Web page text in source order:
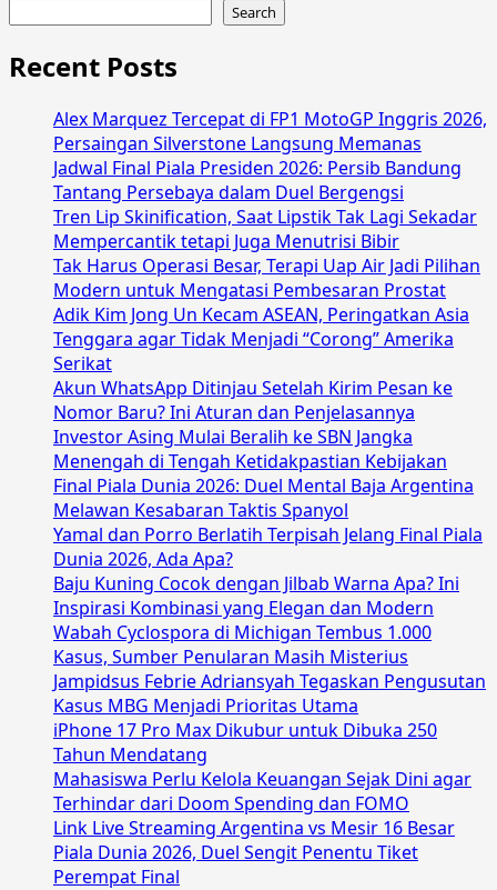
Search
Recent Posts
Alex Marquez Tercepat di FP1 MotoGP Inggris 2026,
Persaingan Silverstone Langsung Memanas
Jadwal Final Piala Presiden 2026: Persib Bandung
Tantang Persebaya dalam Duel Bergengsi
Tren Lip Skinification, Saat Lipstik Tak Lagi Sekadar
Mempercantik tetapi Juga Menutrisi Bibir
Tak Harus Operasi Besar, Terapi Uap Air Jadi Pilihan
Modern untuk Mengatasi Pembesaran Prostat
Adik Kim Jong Un Kecam ASEAN, Peringatkan Asia
Tenggara agar Tidak Menjadi “Corong” Amerika
Serikat
Akun WhatsApp Ditinjau Setelah Kirim Pesan ke
Nomor Baru? Ini Aturan dan Penjelasannya
Investor Asing Mulai Beralih ke SBN Jangka
Menengah di Tengah Ketidakpastian Kebijakan
Final Piala Dunia 2026: Duel Mental Baja Argentina
Melawan Kesabaran Taktis Spanyol
Yamal dan Porro Berlatih Terpisah Jelang Final Piala
Dunia 2026, Ada Apa?
Baju Kuning Cocok dengan Jilbab Warna Apa? Ini
Inspirasi Kombinasi yang Elegan dan Modern
Wabah Cyclospora di Michigan Tembus 1.000
Kasus, Sumber Penularan Masih Misterius
Jampidsus Febrie Adriansyah Tegaskan Pengusutan
Kasus MBG Menjadi Prioritas Utama
iPhone 17 Pro Max Dikubur untuk Dibuka 250
Tahun Mendatang
Mahasiswa Perlu Kelola Keuangan Sejak Dini agar
Terhindar dari Doom Spending dan FOMO
Link Live Streaming Argentina vs Mesir 16 Besar
Piala Dunia 2026, Duel Sengit Penentu Tiket
Perempat Final